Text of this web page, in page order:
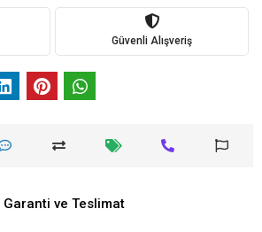
Güvenli Alışveriş
Garanti ve Teslimat